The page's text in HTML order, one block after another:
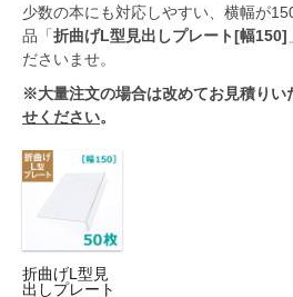
少数の本にも対応しやすい、横幅が
品「 折曲げL型見出しプレート[幅150]
ださいませ。
※大量注文の場合は改めてお見積りい
せください。
折曲げL型見
出しプレート